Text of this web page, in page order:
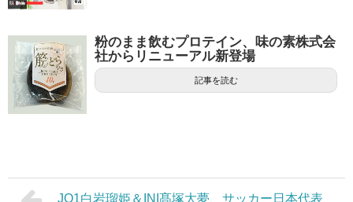
粉のまま飲むプロテイン、味の素株式会
社からリニューアル新登場
記事を読む
JO1白岩瑠姫＆INI髙塚大夢、サッカー日本代表